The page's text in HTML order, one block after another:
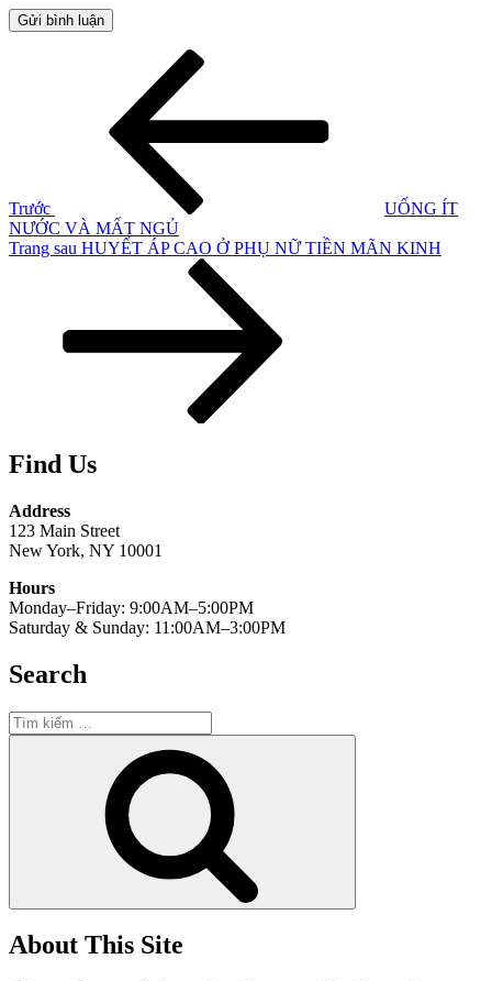
Trước
UỐNG ÍT
NƯỚC VÀ MẤT NGỦ
Bài
Trang sau HUYẾT ÁP CAO Ở PHỤ NỮ TIỀN MÃN KINH
Find Us
Address
123 Main Street
New York, NY 10001
Hours
Monday–Friday: 9:00AM–5:00PM
Saturday & Sunday: 11:00AM–3:00PM
Search
Tìm
kiếm:
About This Site